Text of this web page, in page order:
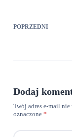
POPRZEDNI
Dodaj
Twój adres e-mail
oznaczone *